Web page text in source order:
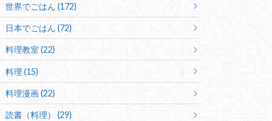
世界でごはん (172)
日本でごはん (72)
料理教室 (22)
料理 (15)
料理漫画 (22)
読書（料理） (29)